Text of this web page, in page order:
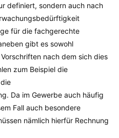
definiert, sondern auch nach
für die fachgerechte
gibt es sowohl
nach dem sich dies
zum Beispiel die
Da im Gewerbe auch häufig
Fall auch besondere
nämlich hierfür Rechnung